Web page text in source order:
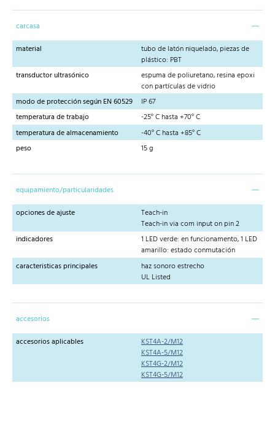
carcasa
material
tubo de latón niquelado, piezas de
plástico: PBT
transductor ultrasónico
espuma de poliuretano, resina epoxi
con partículas de vidrio
modo de protección según EN 60529
IP 67
temperatura de trabajo
-25° C hasta +70° C
temperatura de almacenamiento
-40° C hasta +85° C
peso
15 g
equipamiento/particularidades
opciones de ajuste
Teach-in
Teach-in via com input on pin 2
indicadores
1 LED verde: en funcionamento, 1 LED
amarillo: estado conmutación
caracteristicas principales
haz sonoro estrecho
UL Listed
accesorios
accesorios aplicables
KST4A-2/M12
KST4A-5/M12
KST4G-2/M12
KST4G-5/M12